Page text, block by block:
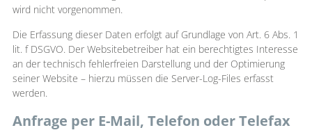
wird nicht vorgenommen.
Die Erfassung dieser Daten erfolgt auf Grundlage von Art. 6 Abs. 1
lit. f DSGVO. Der Websitebetreiber hat ein berechtigtes Interesse
an der technisch fehlerfreien Darstellung und der Optimierung
seiner Website – hierzu müssen die Server-Log-Files erfasst
werden.
Anfrage per E-Mail, Telefon oder Telefax